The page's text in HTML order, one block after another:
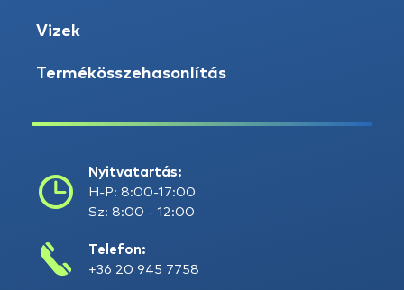
Vizek
Termékösszehasonlítás
Nyitvatartás:
H-P: 8:00-17:00
Sz: 8:00 - 12:00
Telefon:
+36 20 945 7758